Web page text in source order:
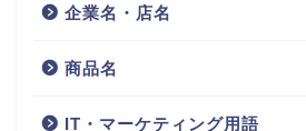
企業名・店名
商品名
IT・マーケティング用語